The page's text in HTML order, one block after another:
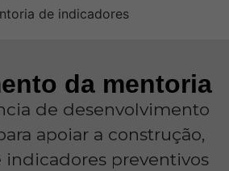
da mentoria
de desenvolvimento
apoiar a construção,
indicadores preventivos